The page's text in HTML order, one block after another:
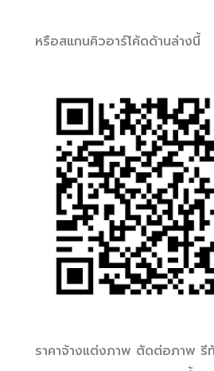
หรือสแกนคิวอาร์โค้ดด้านล่างนี้
ราคาจ้างแต่งภาพ ตัดต่อภาพ รี